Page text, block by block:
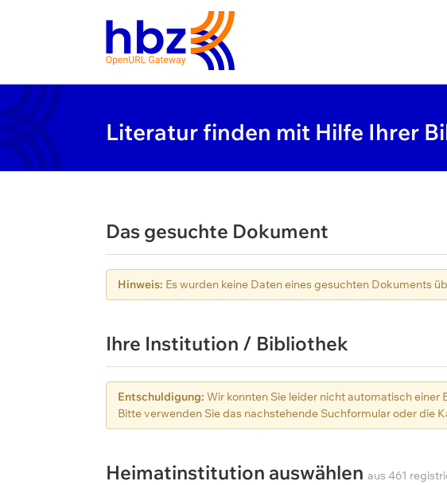
Literatur finden mit Hilfe Ihrer
Das gesuchte Dokument
Hinweis: Es wurden keine Daten eines gesuchten Dokuments
Ihre Institution / Bibliothek
Entschuldigung: Wir konnten Sie leider nicht automatisch einer
Bitte verwenden Sie das nachstehende Suchformular oder die
Heimatinstitution auswählen aus 461